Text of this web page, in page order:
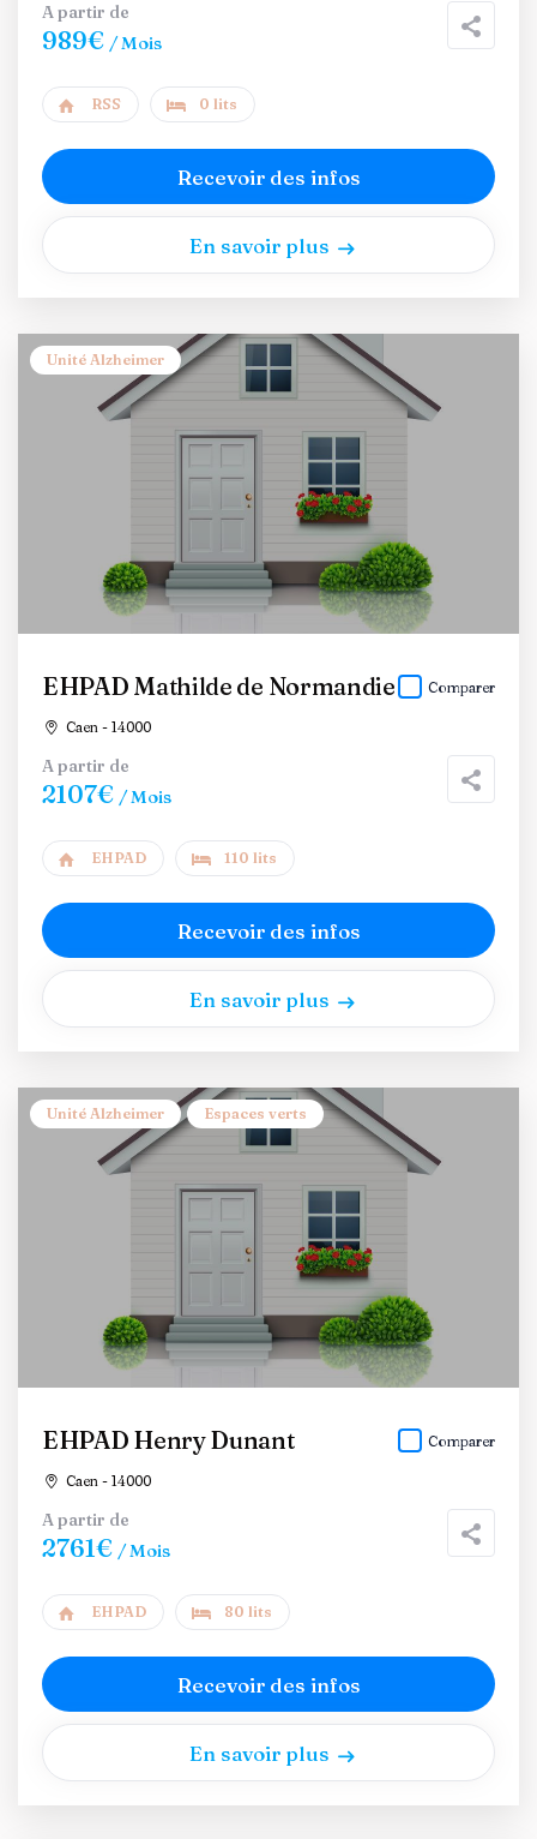
A partir de
989€ / Mois
RSS 0 lits
Recevoir des infos
En savoir plus
Unité Alzheimer
EHPAD Mathilde de Normandie
Caen - 14000
Comparer
A partir de
2107€ / Mois
EHPAD 110 lits
Recevoir des infos
En savoir plus
Unité Alzheimer Espaces verts
EHPAD Henry Dunant
Caen - 14000
Comparer
A partir de
2761€ / Mois
EHPAD 80 lits
Recevoir des infos
En savoir plus